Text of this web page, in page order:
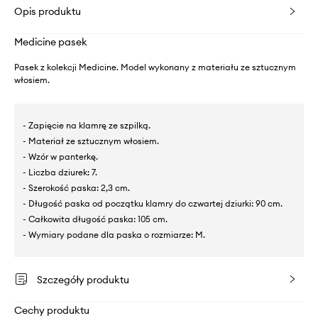
Opis produktu
Medicine pasek
Pasek z kolekcji Medicine. Model wykonany z materiału ze sztucznym
włosiem.
- Zapięcie na klamrę ze szpilką.
- Materiał ze sztucznym włosiem.
- Wzór w panterkę.
- Liczba dziurek: 7.
- Szerokość paska: 2,3 cm.
- Długość paska od początku klamry do czwartej dziurki: 90 cm.
- Całkowita długość paska: 105 cm.
- Wymiary podane dla paska o rozmiarze: M.
Szczegóły produktu
Cechy produktu